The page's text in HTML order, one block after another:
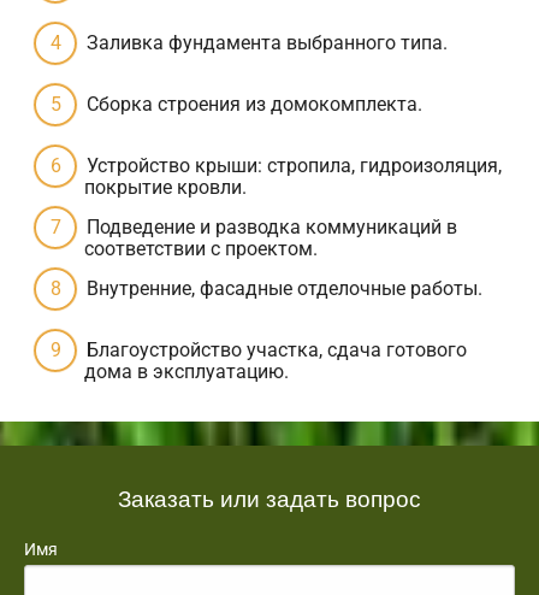
Заливка фундамента выбранного типа.
Сборка строения из домокомплекта.
Устройство крыши: стропила, гидроизоляция,
покрытие кровли.
Подведение и разводка коммуникаций в
соответствии с проектом.
Внутренние, фасадные отделочные работы.
Благоустройство участка, сдача готового
дома в эксплуатацию.
Заказать или задать вопрос
Имя